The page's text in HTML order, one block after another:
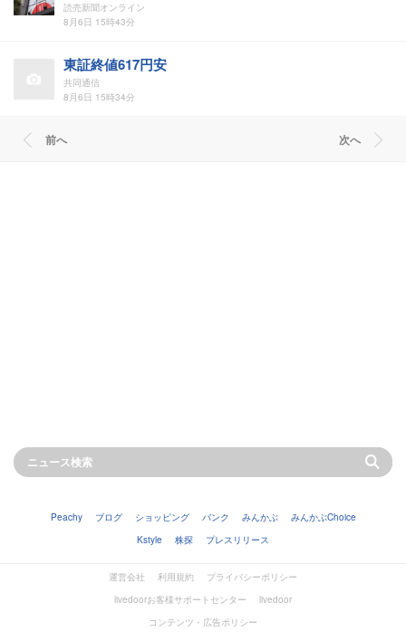
読売新聞オンライン
8月6日 15時43分
東証終値617円安
共同通信
8月6日 15時34分
前へ 次へ
Peachy ブログ ショッピング バンク みんかぶ
みんかぶChoice
Kstyle
株探 プレスリリース
運営会社 利用規約
プライバシーポリシー
livedoorお客様サポートセンター
livedoor
コンテンツ・広告ポリシー